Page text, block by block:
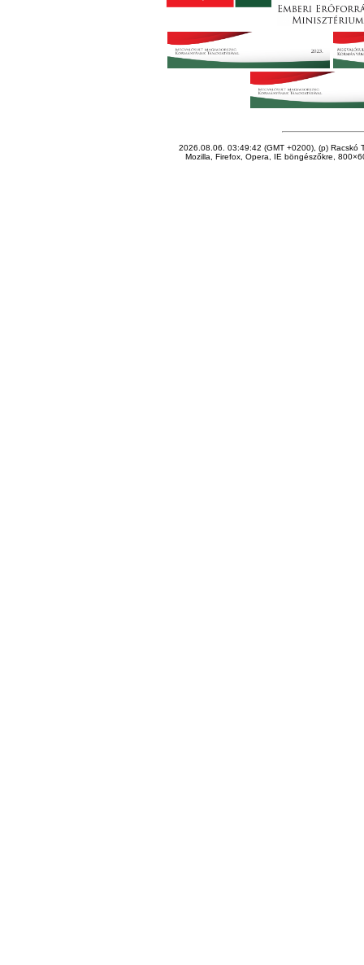
2026.08.06. 03:49:42 (GMT +0200), (p) Racskó
Mozilla, Firefox, Opera, IE böngészőkre,